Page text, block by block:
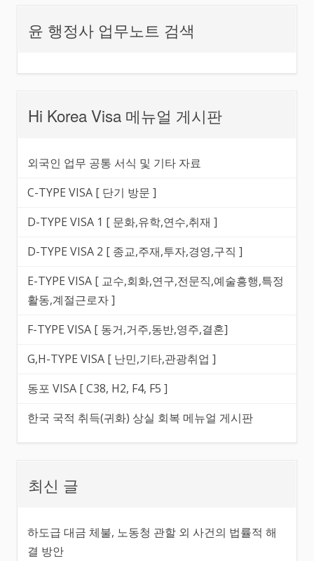
윤 행정사 업무노트 검색
Hi Korea Visa 메뉴얼 게시판
외국인 업무 공통 서식 및 기타 자료
C-TYPE VISA [ 단기 방문 ]
D-TYPE VISA 1 [ 문화,유학,연수,취재 ]
D-TYPE VISA 2 [ 종교,주재,투자,경영,구직 ]
E-TYPE VISA [ 교수,회화,연구,전문직,예술흥행,특정
활동,계절근로자 ]
F-TYPE VISA [ 동거,거주,동반,영주,결혼]
G,H-TYPE VISA [ 난민,기타,관광취업 ]
동포 VISA [ C38, H2, F4, F5 ]
한국 국적 취득(귀화) 상실 회복 메뉴얼 게시판
최신 글
하도급 대금 체불, 노동청 관할 외 사건의 법률적 해
결 방안